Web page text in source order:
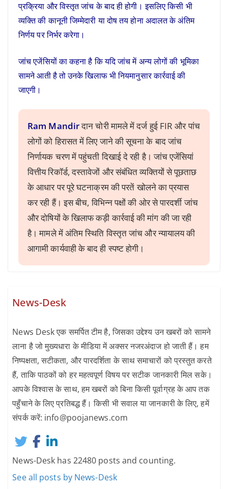
प्रक्रिया और विस्तृत जांच के बाद ही होगी। इसलिए किसी भी
व्यक्ति की कानूनी जिम्मेदारी या दोष तय होना अदालत के अंतिम
निर्णय पर निर्भर करेगा।
जांच एजेंसियों का कहना है कि यदि जांच में अन्य लोगों की भूमिका
सामने आती है तो उनके खिलाफ भी नियमानुसार कार्रवाई की
जाएगी।
Ram Mandirदान चोरी मामले में दर्ज हुई FIR और पांच
लोगों को हिरासत में लिए जाने की सूचना के बाद जांच
निर्णायक चरण में पहुंचती दिखाई दे रही है। जांच एजेंसियां
वित्तीय रिकॉर्ड, दस्तावेजों और संबंधित व्यक्तियों से पूछताछ
के आधार पर पूरे घटनाक्रम की परतें खोलने का प्रयास
कर रही हैं। इस बीच, विभिन्न पक्षों की ओर से पारदर्शी जांच
और दोषियों के खिलाफ कड़ी कार्रवाई की मांग की जा रही
है। मामले में अंतिम स्थिति विस्तृत जांच और न्यायालय की
आगामी कार्यवाही के बाद ही स्पष्ट होगी।
News-Desk
News Desk एक समर्पित टीम है, जिसका उद्देश्य उन खबरों को सामने
लाना है जो मुख्यधारा के मीडिया में अक्सर नजरअंदाज हो जाती हैं। हम
निष्पक्षता, सटीकता, और पारदर्शिता के साथ समाचारों को प्रस्तुत करते
हैं, ताकि पाठकों को हर महत्वपूर्ण विषय पर सटीक जानकारी मिल सके।
आपके विश्वास के साथ, हम खबरों को बिना किसी पूर्वाग्रह के आप तक
पहुँचाने के लिए प्रतिबद्ध हैं। किसी भी सवाल या जानकारी के लिए, हमें
संपर्क करें: info@poojanews.com
News-Desk has 22480 posts and counting.
See all posts by News-Desk